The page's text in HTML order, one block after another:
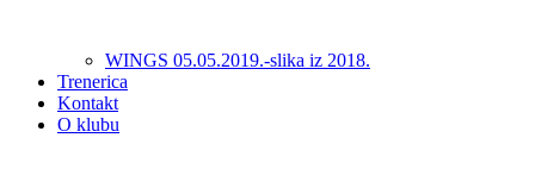
WINGS 05.05.2019.-slika iz 2018.
Trenerica
Kontakt
O klubu